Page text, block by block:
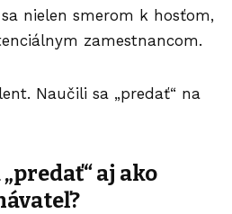
nielen smerom k hosťom,
zamestnancom.
Naučili sa „predať“ na
aj ako